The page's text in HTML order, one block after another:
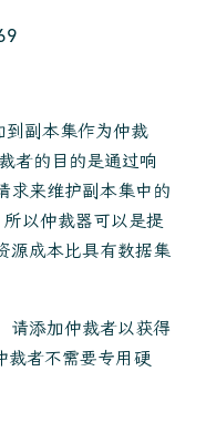
副本集作为仲裁
者的目的是通过响
求来维护副本集中的
以仲裁器可以是提
源成本比具有数据集
请添加仲裁者以获得
者不需要专用硬